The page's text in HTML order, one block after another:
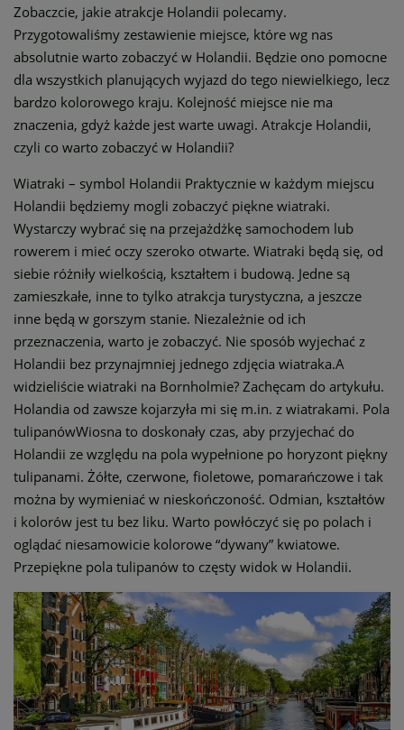
Zobaczcie, jakie atrakcje Holandii polecamy.
Przygotowaliśmy zestawienie miejsce, które wg nas
absolutnie warto zobaczyć w Holandii. Będzie ono pomocne
dla wszystkich planujących wyjazd do tego niewielkiego, lecz
bardzo kolorowego kraju. Kolejność miejsce nie ma
znaczenia, gdyż każde jest warte uwagi. Atrakcje Holandii,
czyli co warto zobaczyć w Holandii?
Wiatraki – symbol Holandii Praktycznie w każdym miejscu
Holandii będziemy mogli zobaczyć piękne wiatraki.
Wystarczy wybrać się na przejażdżkę samochodem lub
rowerem i mieć oczy szeroko otwarte. Wiatraki będą się, od
siebie różniły wielkością, kształtem i budową. Jedne są
zamieszkałe, inne to tylko atrakcja turystyczna, a jeszcze
inne będą w gorszym stanie. Niezależnie od ich
przeznaczenia, warto je zobaczyć. Nie sposób wyjechać z
Holandii bez przynajmniej jednego zdjęcia wiatraka.A
widzieliście wiatraki na Bornholmie? Zachęcam do artykułu.
Holandia od zawsze kojarzyła mi się m.in. z wiatrakami. Pola
tulipanówWiosna to doskonały czas, aby przyjechać do
Holandii ze względu na pola wypełnione po horyzont piękny
tulipanami. Żółte, czerwone, fioletowe, pomarańczowe i tak
można by wymieniać w nieskończoność. Odmian, kształtów
i kolorów jest tu bez liku. Warto powłóczyć się po polach i
oglądać niesamowicie kolorowe “dywany” kwiatowe.
Przepiękne pola tulipanów to częsty widok w Holandii.